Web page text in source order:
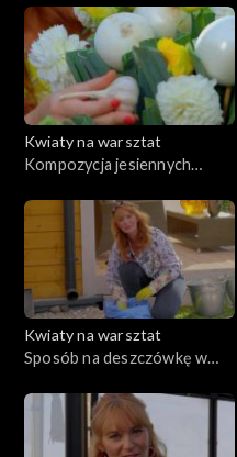
odc. 21
Kwiaty na warsztat
Kompozycja jesiennych
Kwiaty na warsztat
Sposób na deszczówkę w